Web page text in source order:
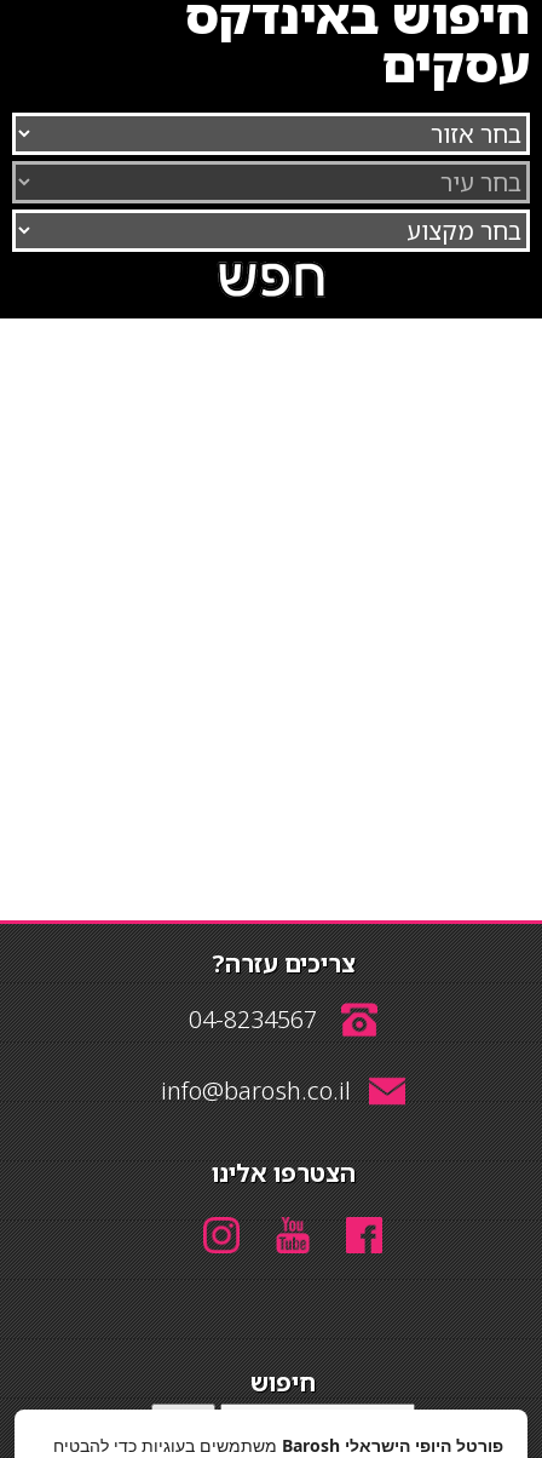
חיפוש באינדקס
עסקים
צריכים עזרה?
04-8234567
info@barosh.co.il
הצטרפו אלינו
חיפוש
פורטל היופי הישראלי Barosh
משתמשים בעוגיות כדי להבטיח